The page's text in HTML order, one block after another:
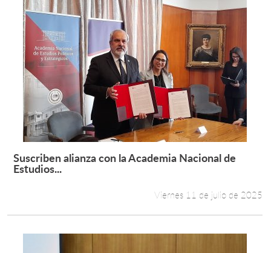
Leer más +
Suscriben alianza con la Academia Nacional de
Estudios...
Viernes 11 de julio de 2025